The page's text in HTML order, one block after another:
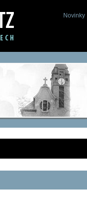
Novinky